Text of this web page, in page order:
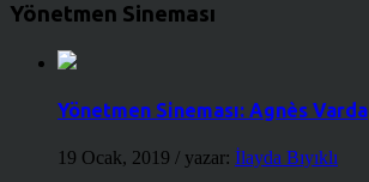
Yönetmen Sineması
Yönetmen Sineması: Agnès Varda
19 Ocak, 2019 / yazar: İlayda Bıyıklı